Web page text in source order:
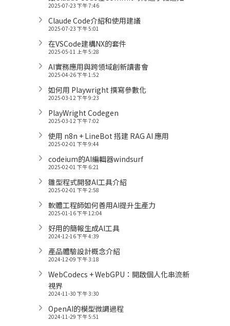
2025-07-23 下午 7:46
Claude Code介紹和使用建議
2025-07-23 下午 5:01
在VSCode建構NX的套件
2025-05-11 上午 5:28
AI實務應用與跨領域創新讀書會
2025-04-26 下午 1:52
如何用 Playwright 撰寫參數化
2025-03-12 下午 9:23
PlayWright Codegen
2025-03-12 下午 7:02
使用 n8n + LineBot 搭建 RAG AI 應用
2025-02-01 下午 9:44
codeium的AI編輯器windsurf
2025-02-01 下午 6:21
雛型程式開發AI工具介紹
2025-02-01 下午 2:58
軟體工程師如何善用AI提升生產力
2025-01-16 下午 12:04
好用的簡報生成AI工具
2024-12-16 下午 4:39
產品體驗設計概念介紹
2024-12-09 下午 3:18
WebCodecs + WebGPU：開啟個人化串流新
視界
2024-11-30 下午 3:30
OpenAI的模型微調過程
2024-11-29 下午 5:51